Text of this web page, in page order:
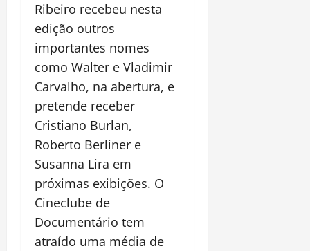
Ribeiro recebeu nesta
edição outros
importantes nomes
como Walter e Vladimir
Carvalho, na abertura, e
pretende receber
Cristiano Burlan,
Roberto Berliner e
Susanna Lira em
próximas exibições. O
Cineclube de
Documentário tem
atraído uma média de